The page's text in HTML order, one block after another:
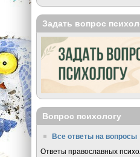
Задать вопрос
Вопрос психологу
Все ответы на вопросы
Ответы православных